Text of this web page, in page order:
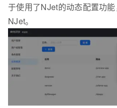
于使用了NJet的动态配置功
NJet。